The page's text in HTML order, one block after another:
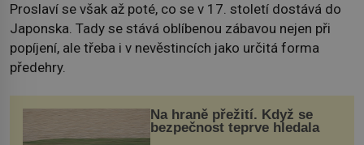
Proslaví se však až poté, co se v 17. století dostává do
Japonska. Tady se stává oblíbenou zábavou nejen při
popíjení, ale třeba i v nevěstincích jako určitá forma
předehry.
Na hraně přežití. Když se
bezpečnost teprve hledala